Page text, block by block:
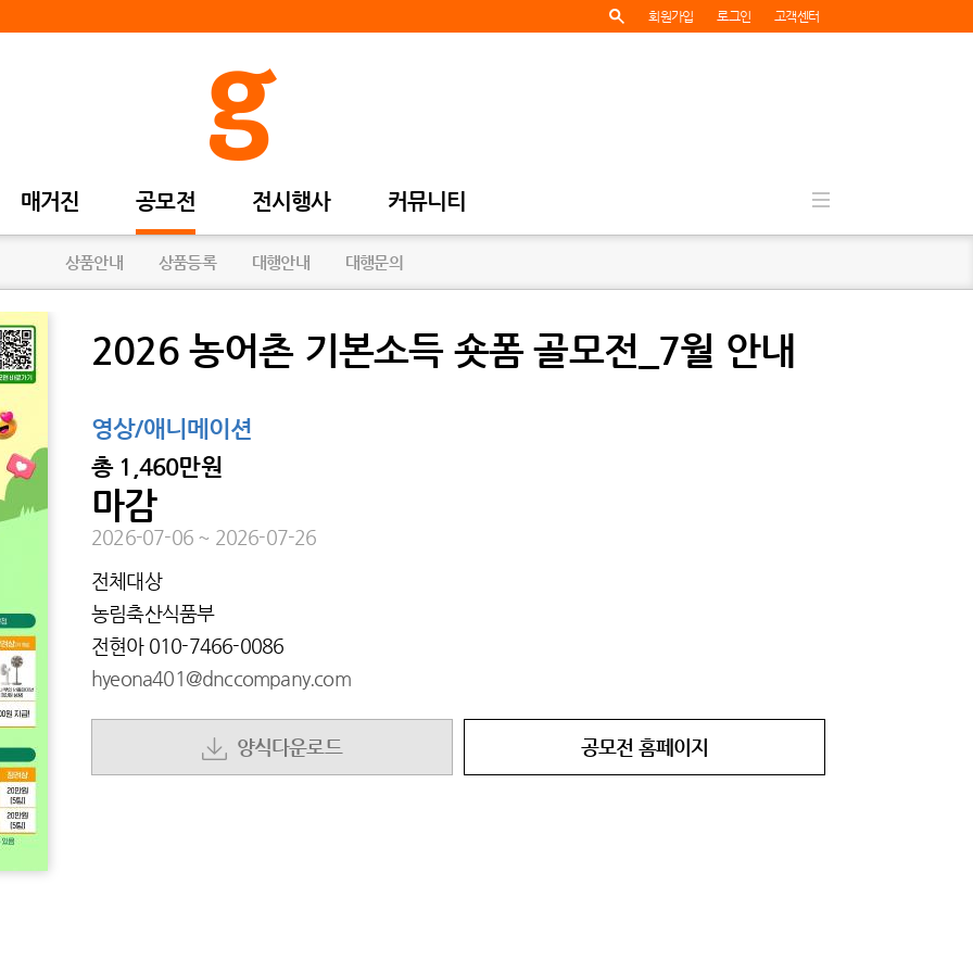
회원가입 로그인 고객센터
매거진 공모전 전시행사 커뮤니티
상품안내 상품등록 대행안내 대행문의
2026 농어촌 기본소득 숏폼 골모전_7월 안내
영상/애니메이션
총 1,460만원
마감
2026-07-06 ~ 2026-07-26
전체대상
농림축산식품부
전현아 010-7466-0086
hyeona401@dnccompany.com
양식다운로드 공모전 홈페이지